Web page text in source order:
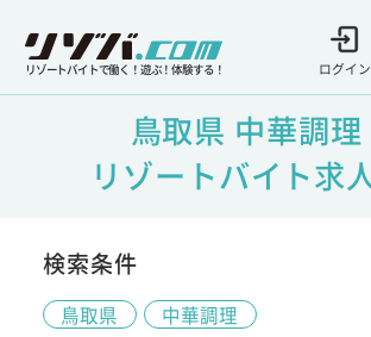
リゾートバイトで働く！遊ぶ！体験する！ ログイン
鳥取県 中華調理
リゾートバイト求
検索条件
鳥取県 中華調理